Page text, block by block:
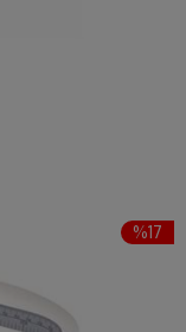
%17